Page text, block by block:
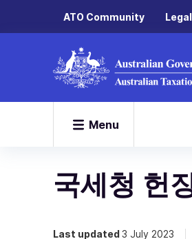
ATO Community
Menu
국세청 헌
Last updated3 July 2023